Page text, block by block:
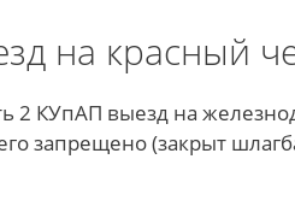
на красный
2 КУпАП выезд на
запрещено (закрыт